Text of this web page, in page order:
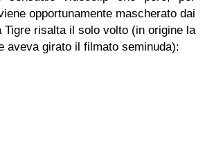
opportunamente mascherato dai
risalta il solo volto (in origine la
aveva girato il filmato seminuda):